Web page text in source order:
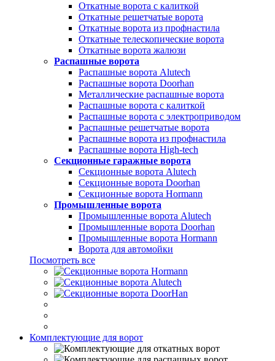
Откатные ворота с калиткой
Откатные решетчатые ворота
Откатные ворота из профнастила
Откатные телескопические ворота
Откатные ворота жалюзи
Распашные ворота
Распашные ворота Alutech
Распашные ворота Doorhan
Металлические распашные ворота
Распашные ворота с калиткой
Распашные ворота с электроприводом
Распашные решетчатые ворота
Распашные ворота из профнастила
Распашные ворота High-tech
Секционные гаражные ворота
Секционные ворота Alutech
Секционные ворота Doorhan
Секционные ворота Hormann
Промышленные ворота
Промышленные ворота Alutech
Промышленные ворота Doorhan
Промышленные ворота Hormann
Ворота для автомойки
Посмотреть все
Комплектующие для ворот